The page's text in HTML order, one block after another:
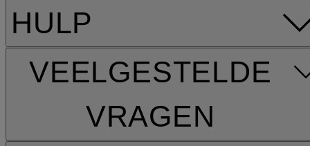
HULP
VEELGESTELDE
VRAGEN